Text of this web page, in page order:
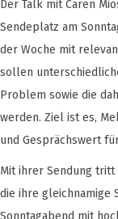
Der Talk mit Caren
Sendeplatz am
der Woche mit
sollen
Problem sowie die
werden. Ziel ist es,
und Gesprächswert
Mit ihrer Sendung tritt
die ihre gleichnamige
Sonntagabend mit